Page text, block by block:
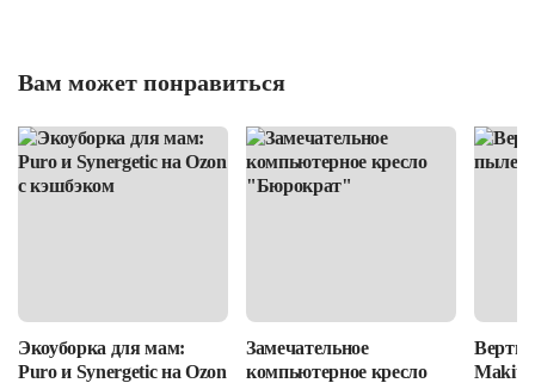
Вам может понравиться
Экоуборка для мам:
Puro и Synergetic на Ozon
Замечательное
компьютерное кресло
Makita